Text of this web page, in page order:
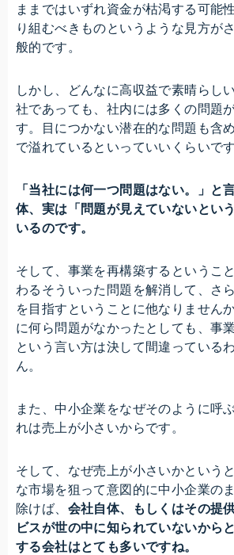
ままではいずれ資金が枯渇する可能
り組むべきものというような見方が
般的です。
しかし、どんなに高収益で素晴らし
社であっても、社内には多くの問題
す。目につかない潜在的な問題も含
で溢れているといっていいくらいです
「当社には何一つ問題はない。」と
体、実は「問題が見えていないとい
いるのです。
そして、事業を再構築するというこ
わるそういった問題を解消して、さ
を目指すということに他なりません
に何ら問題がなかったとしても、事
という言い方は決して間違っている
ん。
また、中小企業をなぜそのように呼
れは売上が小さいからです。
そして、なぜ売上が小さいかという
な市場を狙って意図的に中小企業の
除けば、 会社自体、もしくはその提
ビスが世の中に知られていないから
する会社はとても多いですね。